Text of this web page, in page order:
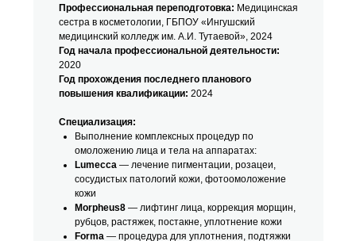
Профессиональная переподготовка: Медицинская
сестра в косметологии, ГБПОУ «Ингушский
медицинский колледж им. А.И. Тутаевой», 2024
Год начала профессиональной деятельности:
2020
Год прохождения последнего планового
повышения квалификации: 2024
Специализация:
Выполнение комплексных процедур по
омоложению лица и тела на аппаратах:
Lumecca — лечение пигментации, розацеи,
сосудистых патологий кожи, фотоомоложение
кожи
Morpheus8 — лифтинг лица, коррекция морщин,
рубцов, растяжек, постакне, уплотнение кожи
Forma — процедура для уплотнения, подтяжки